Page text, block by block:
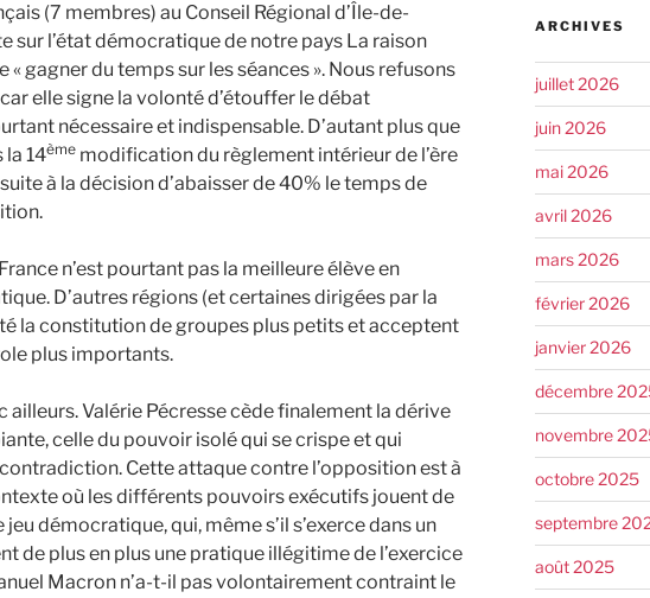
(7 membres) au Conseil Régional d’Île-de-
sur l’état démocratique de notre pays La raison
« gagner du temps sur les séances ». Nous refusons
elle signe la volonté d’étouffer le débat
nécessaire et indispensable. D’autant plus que
la 14ème modification du règlement intérieur de l’ère
à la décision d’abaisser de 40% le temps de
n’est pourtant pas la meilleure élève en
D’autres régions (et certaines dirigées par la
la constitution de groupes plus petits et acceptent
plus importants.
ailleurs. Valérie Pécresse cède finalement la dérive
celle du pouvoir isolé qui se crispe et qui
Cette attaque contre l’opposition est à
où les différents pouvoirs exécutifs jouent de
démocratique, qui, même s’il s’exerce dans un
de plus en plus une pratique illégitime de l’exercice
Macron n’a-t-il pas volontairement contraint le
ARCHIVES
juillet 2026
juin 2026
mai 2026
avril 2026
mars 2026
février 2026
janvier 2026
décembre
novembre
octobre 2025
septembre
août 2025